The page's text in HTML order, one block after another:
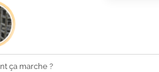
ça marche ?